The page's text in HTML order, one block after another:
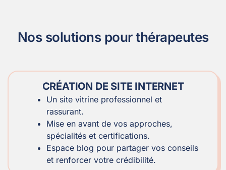
Nos solutions pour thérapeutes
CRÉATION DE SITE INTERNET
Un site vitrine professionnel et
rassurant.
Mise en avant de vos approches,
spécialités et certifications.
Espace blog pour partager vos conseils
et renforcer votre crédibilité.